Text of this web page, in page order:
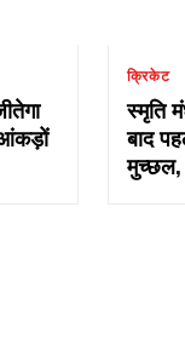
क्रिकेट
स्मृति
बाद
मुच्छल,